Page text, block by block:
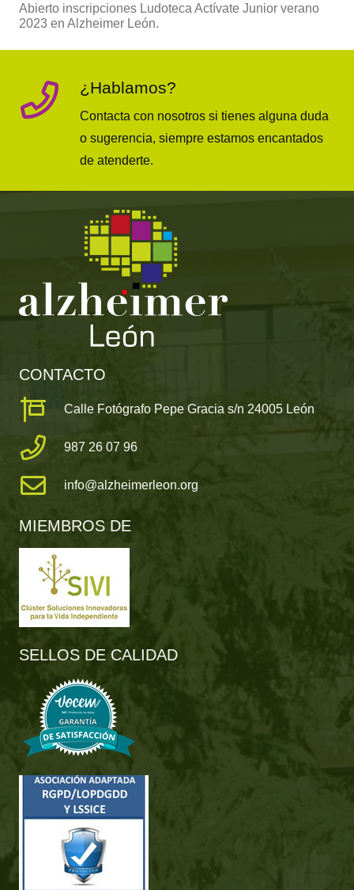
Abierto inscripciones Ludoteca Actívate Junior verano
2023 en Alzheimer León.
¿Hablamos?
Contacta con nosotros si tienes alguna duda
o sugerencia, siempre estamos encantados
de atenderte.
CONTACTO
Calle Fotógrafo Pepe Gracia s/n 24005 León
987 26 07 96
info@alzheimerleon.org
MIEMBROS DE
SELLOS DE CALIDAD